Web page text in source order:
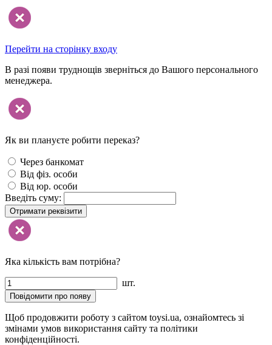
Перейти на сторінку входу
В разі появи труднощів зверніться до Вашого персонального
менеджера.
Як ви плануєте робити переказ?
Через банкомат
Від фіз. особи
Від юр. особи
Введіть суму:
Отримати реквізити
Яка кількість вам потрібна?
шт.
Повідомити про появу
Щоб продовжити роботу з сайтом toysi.ua, ознайомтесь зі
змінами умов використання сайту та політики
конфіденційності.